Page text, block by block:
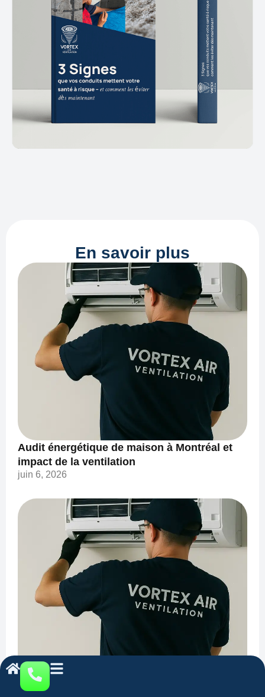
En savoir plus
Audit énergétique de maison à Montréal et
impact de la ventilation
juin 6, 2026
Est-ce que Hydro-Québec facture plus quand